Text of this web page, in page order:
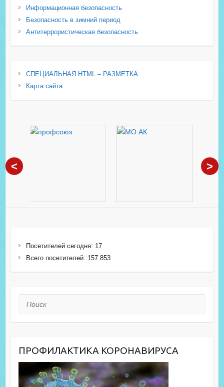
Информационная безопасность
Безопасность в зимний период
Антитеррористическая безопасность
СПЕЦИАЛЬНАЯ HTML – РАЗМЕТКА
Карта сайта
< >
Посетителей сегодня: 17
Всего посетителей: 157 853
Поиск
ПРОФИЛАКТИКА КОРОНАВИРУСА